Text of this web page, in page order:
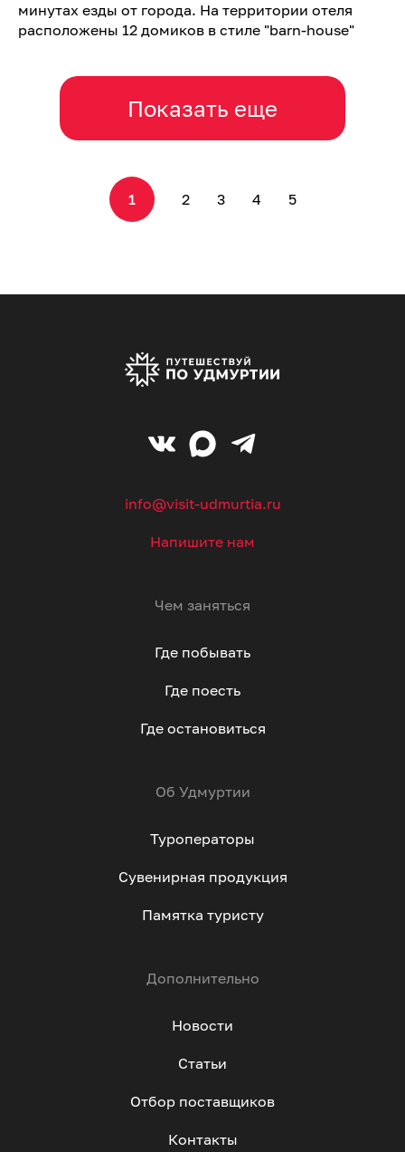
минутах езды от города. На территории отеля
расположены 12 домиков в стиле "barn-house"
Показать еще
1 2 3 4 5
info@visit-udmurtia.ru
Напишите нам
Чем заняться
Где побывать
Где поесть
Где остановиться
Об Удмуртии
Туроператоры
Сувенирная продукция
Памятка туристу
Дополнительно
Новости
Статьи
Отбор поставщиков
Контакты